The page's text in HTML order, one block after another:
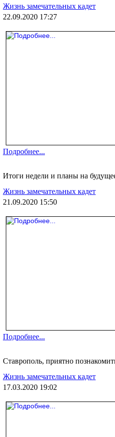
Жизнь замечательных кадет
22.09.2020 17:27
Подробнее...
Итоги недели и планы на
Жизнь замечательных кадет
21.09.2020 15:50
Подробнее...
Ставрополь, приятно
Жизнь замечательных кадет
17.03.2020 19:02